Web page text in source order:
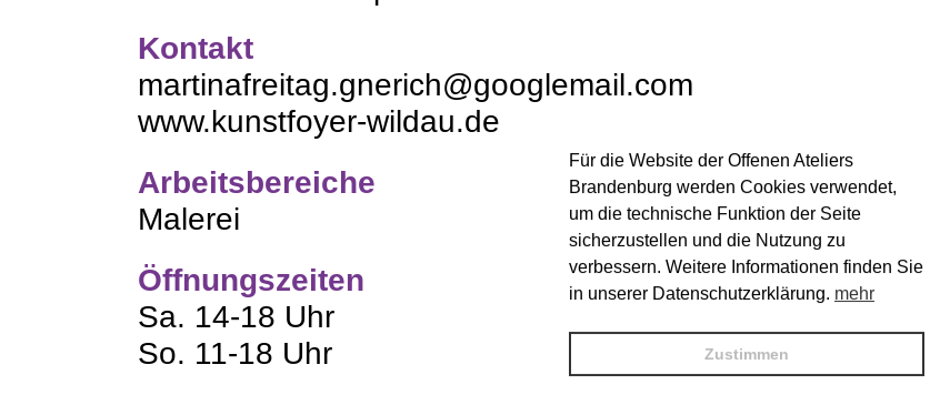
Kontakt
martinafreitag.gnerich@googlemail.com
www.kunstfoyer-wildau.de
Arbeitsbereiche
Malerei
Öffnungszeiten
Sa. 14-18 Uhr
So. 11-18 Uhr
Für die Website der Offenen Ateliers
Brandenburg werden Cookies verwendet,
um die technische Funktion der Seite
sicherzustellen und die Nutzung zu
verbessern. Weitere Informationen finden Sie
in unserer Datenschutzerklärung. mehr
Zustimmen